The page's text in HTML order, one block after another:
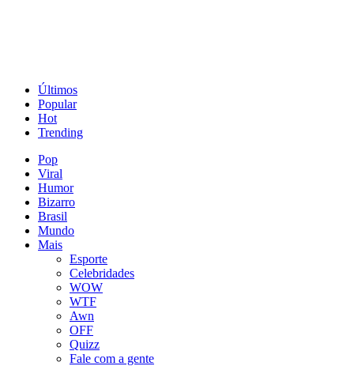
Últimos
Popular
Hot
Trending
Pop
Viral
Humor
Bizarro
Brasil
Mundo
Mais
Esporte
Celebridades
WOW
WTF
Awn
OFF
Quizz
Fale com a gente